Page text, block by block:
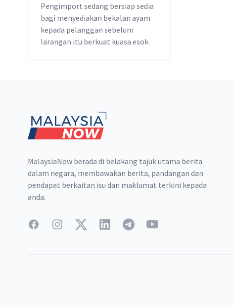
Pengimport sedang bersiap sedia
bagi menyediakan bekalan ayam
kepada pelanggan sebelum
larangan itu berkuat kuasa esok.
MalaysiaNow berada di belakang tajuk utama berita
dalam negara, membawakan berita, pandangan dan
pendapat berkaitan isu dan maklumat terkini kepada
anda.
FacebookInstagramTwitterLinkedInTelegramYouTube